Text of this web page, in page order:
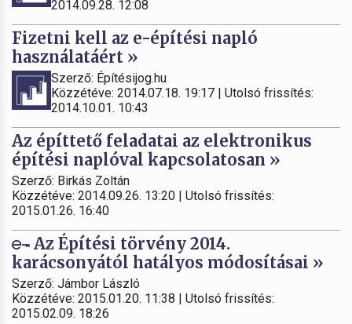
2014.09.28. 12:08
Fizetni kell az e-építési napló
használatáért »
Szerző: Építésijog.hu
Közzétéve: 2014.07.18. 19:17 | Utolsó frissítés:
2014.10.01. 10:43
Az építtető feladatai az elektronikus
építési naplóval kapcsolatosan »
Szerző: Birkás Zoltán
Közzétéve: 2014.09.26. 13:20 | Utolsó frissítés:
2015.01.26. 16:40
Az Építési törvény 2014.
karácsonyától hatályos módosításai »
Szerző: Jámbor László
Közzétéve: 2015.01.20. 11:38 | Utolsó frissítés:
2015.02.09. 18:26